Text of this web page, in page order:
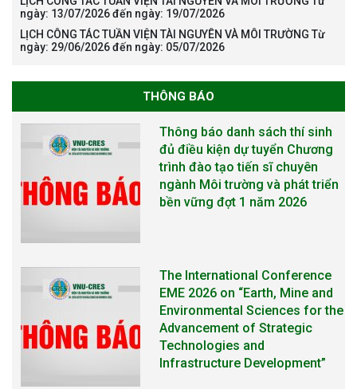
ngày: 13/07/2026 đến ngày: 19/07/2026
LỊCH CÔNG TÁC TUẦN VIỆN TÀI NGUYÊN VÀ MÔI TRƯỜNG Từ
ngày: 29/06/2026 đến ngày: 05/07/2026
THÔNG BÁO
Thông báo danh sách thí sinh
đủ điều kiện dự tuyển Chương
trình đào tạo tiến sĩ chuyên
bền vững đợt 1 năm 2026
The International Conference
EME 2026 on “Earth, Mine and
Environmental Sciences for the
Advancement of Strategic
THÔNG BÁO TUYỂN SINH ĐÀO
TẠO TIẾN SĨ NĂM 2026